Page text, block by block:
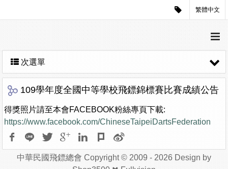
繁體中文
次選單
109學年度全國中等學校飛鏢錦標賽比賽成績公告
得獎照片請至本會FACEBOOK粉絲專頁下載:
https://www.facebook.com/ChineseTaipeiDartsFederation
中華民國飛鏢總會 Copyright © 2009 - 2026 Design by